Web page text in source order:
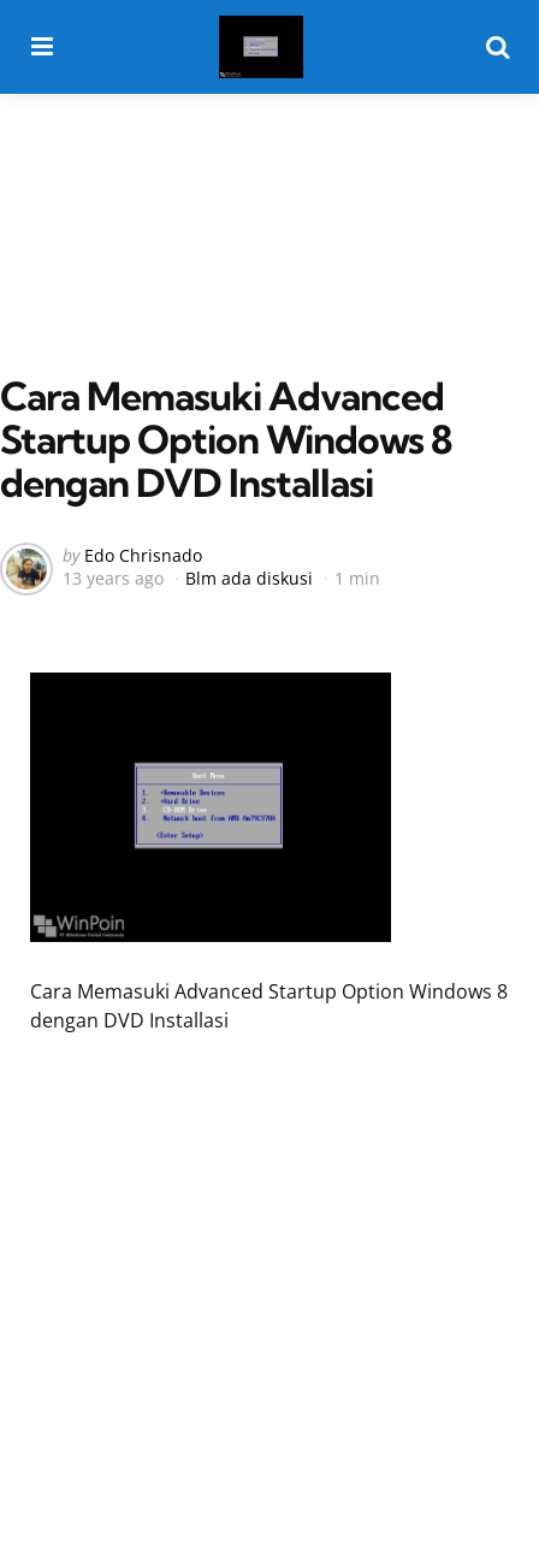
Cara Memasuki Advanced
Startup Option Windows 8
dengan DVD Installasi
Posted
by
by Edo Chrisnado
13 years ago
Blm ada diskusi 1 min
Cara Memasuki Advanced Startup Option Windows 8
dengan DVD Installasi